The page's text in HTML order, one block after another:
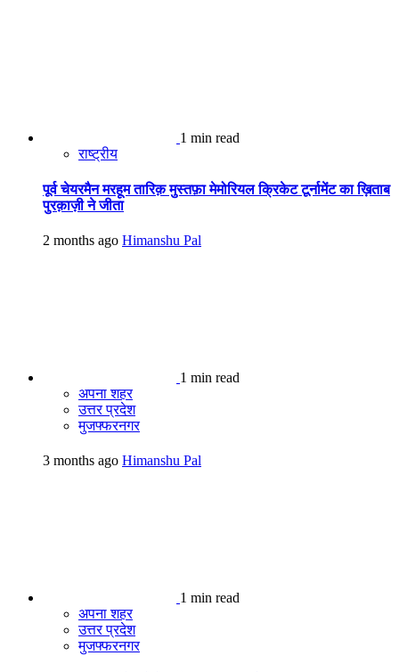
1 min read
राष्ट्रीय
पूर्व चेयरमैन मरहूम तारिक़ मुस्तफ़ा मेमोरियल क्रिकेट टूर्नामेंट का ख़िताब
पुरक़ाज़ी ने जीता
2 months ago Himanshu Pal
1 min read
अपना शहर
उत्तर प्रदेश
मुजफ्फरनगर
3 months ago Himanshu Pal
1 min read
अपना शहर
उत्तर प्रदेश
मुजफ्फरनगर